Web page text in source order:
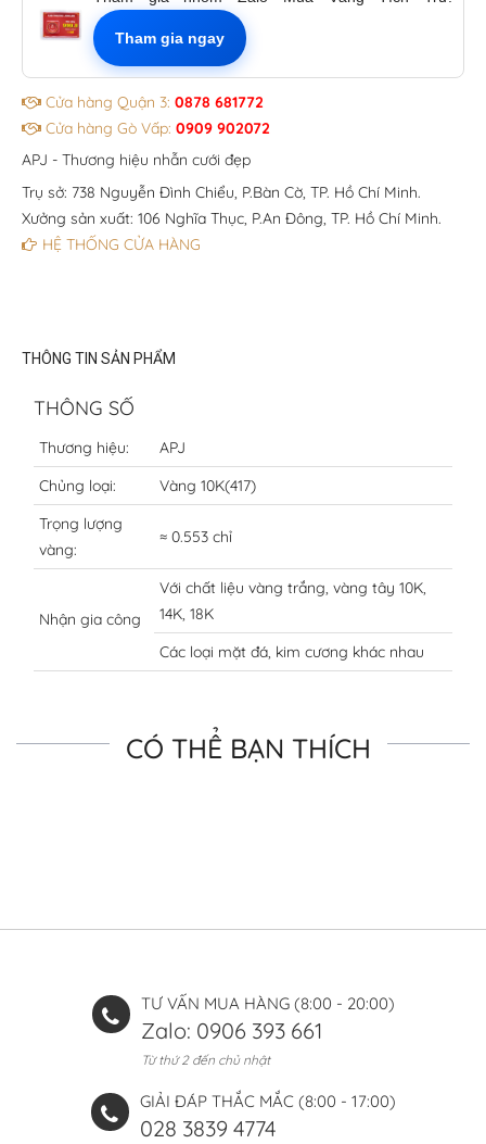
Tham gia ngay
Cửa hàng Quận 3: 0878 681772
Cửa hàng Gò Vấp: 0909 902072
APJ - Thương hiệu nhẫn cưới đẹp
Trụ sở: 738 Nguyễn Đình Chiểu, P.Bàn Cờ, TP. Hồ Chí Minh.
Xưởng sản xuất: 106 Nghĩa Thục, P.An Đông, TP. Hồ Chí Minh.
HỆ THỐNG CỬA HÀNG
THÔNG TIN SẢN PHẨM
THÔNG SỐ
Thương hiệu:
APJ
Chủng loại:
Vàng 10K(417)
Trọng lượng
vàng:
≈ 0.553 chỉ
Nhận gia công
Với chất liệu vàng trắng, vàng tây 10K,
14K, 18K
Các loại mặt đá, kim cương khác nhau
CÓ THỂ BẠN THÍCH
TƯ VẤN MUA HÀNG (8:00 - 20:00)
Zalo: 0906 393 661
Từ thứ 2 đến chủ nhật
GIẢI ĐÁP THẮC MẮC (8:00 - 17:00)
028 3839 4774